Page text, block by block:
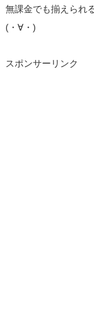
無課金でも揃えられ
(・∀・)
スポンサーリンク